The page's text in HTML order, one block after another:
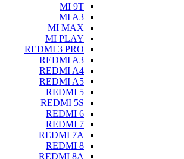
MI 9T
MI A3
MI MAX
MI PLAY
REDMI 3 PRO
REDMI A3
REDMI A4
REDMI A5
REDMI 5
REDMI 5S
REDMI 6
REDMI 7
REDMI 7A
REDMI 8
REDMI 8A